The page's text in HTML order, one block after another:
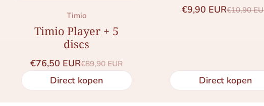
Merk:
Timio
Timio Player + 5
discs
Saleprijs
€76,50 EURNormale prijs
€89,90 EUR
Direct kopen
Saleprijs
€9,90 EURNormale
€10,90
Direct kopen